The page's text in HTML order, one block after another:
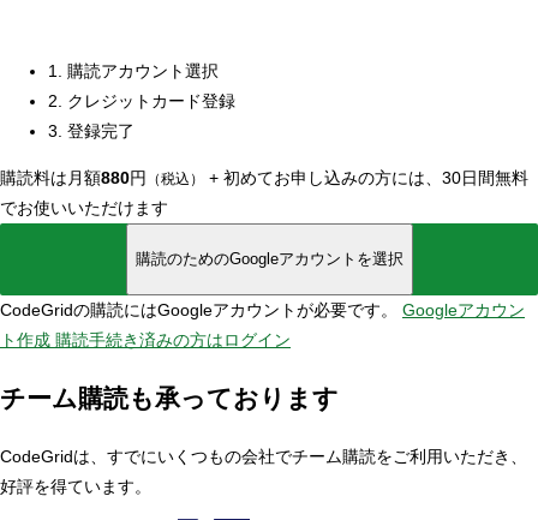
1. 購読アカウント選択
2. クレジットカード登録
3. 登録完了
購読料は月額880円 （税込） + 初めてお申し込みの方には、30日間無料
でお使いいただけます
購読のためのGoogleアカウントを選択
CodeGridの購読にはGoogleアカウントが必要です。 Googleアカウン
ト作成 購読手続き済みの方はログイン
チーム購読も承っております
CodeGridは、すでにいくつもの会社でチーム購読をご利用いただき、
好評を得ています。